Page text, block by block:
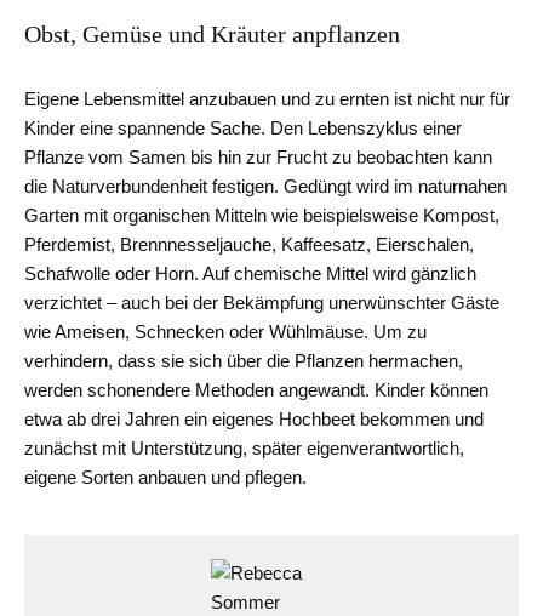
Obst, Gemüse und Kräuter anpflanzen
Eigene Lebensmittel anzubauen und zu ernten ist nicht nur für
Kinder eine spannende Sache. Den Lebenszyklus einer
Pflanze vom Samen bis hin zur Frucht zu beobachten kann
die Naturverbundenheit festigen. Gedüngt wird im naturnahen
Garten mit organischen Mitteln wie beispielsweise Kompost,
Pferdemist, Brennnesseljauche, Kaffeesatz, Eierschalen,
Schafwolle oder Horn. Auf chemische Mittel wird gänzlich
verzichtet – auch bei der Bekämpfung unerwünschter Gäste
wie Ameisen, Schnecken oder Wühlmäuse. Um zu
verhindern, dass sie sich über die Pflanzen hermachen,
werden schonendere Methoden angewandt. Kinder können
etwa ab drei Jahren ein eigenes Hochbeet bekommen und
zunächst mit Unterstützung, später eigenverantwortlich,
eigene Sorten anbauen und pflegen.